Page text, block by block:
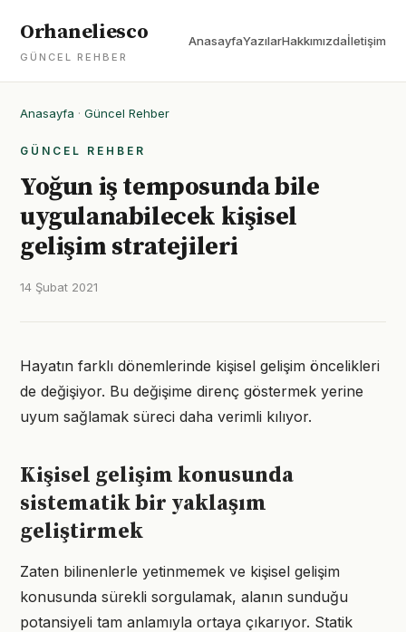
Orhaneliesco
GÜNCEL REHBER
AnasayfaYazılarHakkımızdaİletişim
Anasayfa · Güncel Rehber
GÜNCEL REHBER
Yoğun iş temposunda bile
uygulanabilecek kişisel
gelişim stratejileri
14 Şubat 2021
Hayatın farklı dönemlerinde kişisel gelişim öncelikleri
de değişiyor. Bu değişime direnç göstermek yerine
uyum sağlamak süreci daha verimli kılıyor.
Kişisel gelişim konusunda
sistematik bir yaklaşım
geliştirmek
Zaten bilinenlerle yetinmemek ve kişisel gelişim
konusunda sürekli sorgulamak, alanın sunduğu
potansiyeli tam anlamıyla ortaya çıkarıyor. Statik